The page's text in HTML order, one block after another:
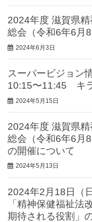
2024年度 滋賀県
総会（令和6年6月
2024年6月3日
スーパービジョン
10:15〜11:45 キ
2024年5月15日
2024年度 滋賀県
総会（令和6年6月
の開催について
2024年5月13日
2024年2月18日（
「精神保健福祉法
期待される役割」